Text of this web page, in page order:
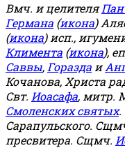
Вмч. и целителя
Германа (икона)
(икона) исп.,
Климента (икона),
Саввы, Горазда и
Кочанова, Христа
Свт. Иоасафа, митр.
Смоленских святых.
Сарапульского.
пресвитера. Сщмч.